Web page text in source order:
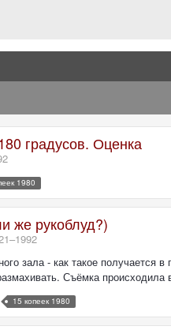
градусов. Оценка
1980
же рукоблуд?)
зала - как такое
Съёмка
15 копеек 1980